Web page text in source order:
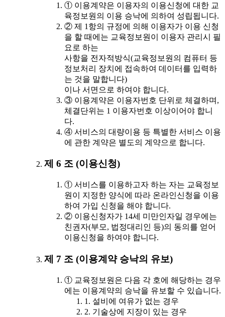
① 이용계약은 이용자의 이용신청에 대한 교
육정보원의 이용 승낙에 의하여 성립됩니다.
② 제 1항의 규정에 의해 이용자가 이용 신청
을 할 때에는 교육정보원이 이용자 관리시 필
요로 하는
사항을 전자적방식(교육정보원의 컴퓨터 등
정보처리 장치에 접속하여 데이터를 입력하
는 것을 말합니다)
이나 서면으로 하여야 합니다.
③ 이용계약은 이용자번호 단위로 체결하며,
체결단위는 1 이용자번호 이상이어야 합니
다.
④ 서비스의 대량이용 등 특별한 서비스 이용
에 관한 계약은 별도의 계약으로 합니다.
제 6 조 (이용신청)
① 서비스를 이용하고자 하는 자는 교육정보
원이 지정한 양식에 따라 온라인신청을 이용
하여 가입 신청을 해야 합니다.
② 이용신청자가 14세 미만인자일 경우에는
친권자(부모, 법정대리인 등)의 동의를 얻어
이용신청을 하여야 합니다.
제 7 조 (이용계약 승낙의 유보)
① 교육정보원은 다음 각 호에 해당하는 경우
에는 이용계약의 승낙을 유보할 수 있습니다.
1. 설비에 여유가 없는 경우
2. 기술상에 지장이 있는 경우